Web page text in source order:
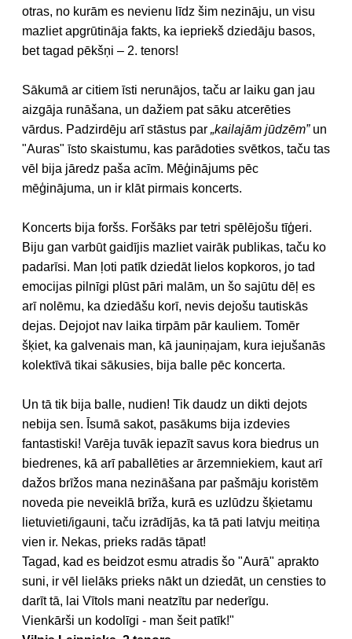
otras, no kurām es nevienu līdz šim nezināju, un visu
mazliet apgrūtināja fakts, ka iepriekš dziedāju basos,
bet tagad pēkšņi – 2. tenors!
Sākumā ar citiem īsti nerunājos, taču ar laiku gan jau
aizgāja runāšana, un dažiem pat sāku atcerēties
vārdus. Padzirdēju arī stāstus par „kailajām jūdzēm”un
"Auras" īsto skaistumu, kas parādoties svētkos, taču tas
vēl bija jāredz paša acīm. Mēģinājums pēc
mēģinājuma, un ir klāt pirmais koncerts.
Koncerts bija foršs. Foršāks par tetri spēlējošu tīģeri.
Biju gan varbūt gaidījis mazliet vairāk publikas, taču ko
padarīsi. Man ļoti patīk dziedāt lielos kopkoros, jo tad
emocijas pilnīgi plūst pāri malām, un šo sajūtu dēļ es
arī nolēmu, ka dziedāšu korī, nevis dejošu tautiskās
dejas. Dejojot nav laika tirpām pār kauliem. Tomēr
šķiet, ka galvenais man, kā jauniņajam, kura iejušanās
kolektīvā tikai sākusies, bija balle pēc koncerta.
Un tā tik bija balle, nudien! Tik daudz un dikti dejots
nebija sen. Īsumā sakot, pasākums bija izdevies
fantastiski! Varēja tuvāk iepazīt savus kora biedrus un
biedrenes, kā arī paballēties ar ārzemniekiem, kaut arī
dažos brīžos mana nezināšana par pašmāju koristēm
noveda pie neveiklā brīža, kurā es uzlūdzu šķietamu
lietuvieti/igauni, taču izrādījās, ka tā pati latvju meitiņa
vien ir. Nekas, prieks radās tāpat!
Tagad, kad es beidzot esmu atradis šo "Aurā" aprakto
suni, ir vēl lielāks prieks nākt un dziedāt, un censties to
darīt tā, lai Vītols mani neatzītu par nederīgu.
Vienkārši un kodolīgi - man šeit patīk!"